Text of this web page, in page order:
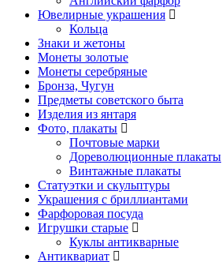
Ювелирные украшения
Кольца
Знаки и жетоны
Монеты золотые
Монеты серебряные
Бронза, Чугун
Предметы советского быта
Изделия из янтаря
Фото, плакаты
Почтовые марки
Дореволюционные плакаты
Винтажные плакаты
Статуэтки и скульптуры
Украшения с бриллиантами
Фарфоровая посуда
Игрушки старые
Куклы антикварные
Антиквариат